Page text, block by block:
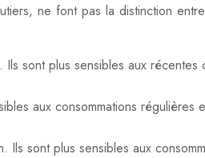
ne font pas la distinction
sont plus sensibles aux
aux consommations
sont plus sensibles aux